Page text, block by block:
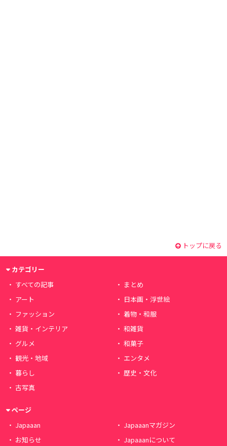
トップに戻る
カテゴリー
すべての記事
まとめ
アート
日本画・浮世絵
ファッション
着物・和服
雑貨・インテリア
和雑貨
グルメ
和菓子
観光・地域
エンタメ
暮らし
歴史・文化
古写真
ページ
Japaaan
Japaaanマガジン
お知らせ
Japaaanについて